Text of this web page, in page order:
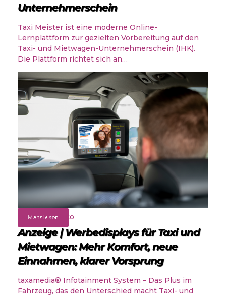
Unternehmerschein
Taxi Meister ist eine moderne Online-
Lernplattform zur gezielten Vorbereitung auf den
Taxi- und Mietwagen-Unternehmerschein (IHK).
Die Plattform richtet sich an…
Mehr lesen
Rund ums Auto
Anzeige | Werbedisplays für Taxi und
Mietwagen: Mehr Komfort, neue
Einnahmen, klarer Vorsprung
taxamedia® Infotainment System – Das Plus im
Fahrzeug, das den Unterschied macht Taxi- und